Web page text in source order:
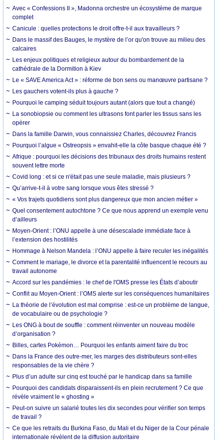
Avec « Confessions II », Madonna orchestre un écosystème de marque
complet
Canicule : quelles protections le droit offre-t-il aux travailleurs ?
Dans le massif des Bauges, le mystère de l’or qu'on trouve au milieu des
calcaires
Les enjeux politiques et religieux autour du bombardement de la
cathédrale de la Dormition à Kiev
Le « SAVE America Act » : réforme de bon sens ou manœuvre partisane ?
Les gauchers votent-ils plus à gauche ?
Pourquoi le camping séduit toujours autant (alors que tout a changé)
La sonobiopsie ou comment les ultrasons font parler les tissus sans les
opérer
Dans la famille Darwin, vous connaissiez Charles, découvrez Francis
Pourquoi l’algue « Ostreopsis » envahit-elle la côte basque chaque été ?
Afrique : pourquoi les décisions des tribunaux des droits humains restent
souvent lettre morte
Covid long : et si ce n'était pas une seule maladie, mais plusieurs ?
Qu’arrive-t-il à votre sang lorsque vous êtes stressé ?
« Vos trajets quotidiens sont plus dangereux que mon ancien métier »
Quel consentement autochtone ? Ce que nous apprend un exemple venu
d’ailleurs
Moyen-Orient : l’ONU appelle à une désescalade immédiate face à
l’extension des hostilités
Hommage à Nelson Mandela : l’ONU appelle à faire reculer les inégalités
Comment le mariage, le divorce et la parentalité influencent le recours au
travail autonome
Accord sur les pandémies : le chef de l'OMS presse les États d’aboutir
Conflit au Moyen-Orient : l’OMS alerte sur les conséquences humanitaires
La théorie de l’évolution est mal comprise : est-ce un problème de langue,
de vocabulaire ou de psychologie ?
Les ONG à bout de souffle : comment réinventer un nouveau modèle
d’organisation ?
Billes, cartes Pokémon… Pourquoi les enfants aiment faire du troc
Dans la France des outre-mer, les marges des distributeurs sont-elles
responsables de la vie chère ?
Plus d’un adulte sur cinq est touché par le handicap dans sa famille
Pourquoi des candidats disparaissent-ils en plein recrutement ? Ce que
révèle vraiment le « ghosting »
Peut-on suivre un salarié toutes les dix secondes pour vérifier son temps
de travail ?
Ce que les retraits du Burkina Faso, du Mali et du Niger de la Cour pénale
internationale révèlent de la diffusion autoritaire